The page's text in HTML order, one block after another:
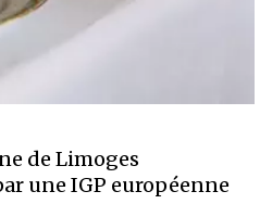
de Limoges
une IGP européenne